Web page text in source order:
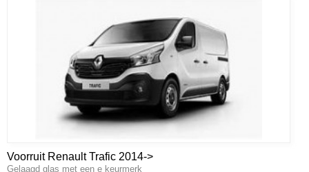
Voorruit Renault Trafic 2014->
Gelaagd glas met een e keurmerk